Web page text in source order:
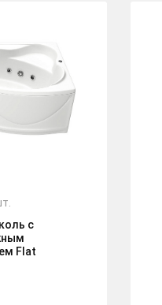
с
Flat